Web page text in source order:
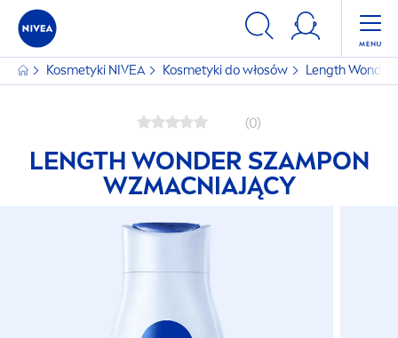
Kosmetyki NIVEA Kosmetyki do włosów Length
(0)
LENGTH WONDER SZAMPON
WZMACNIAJĄCY